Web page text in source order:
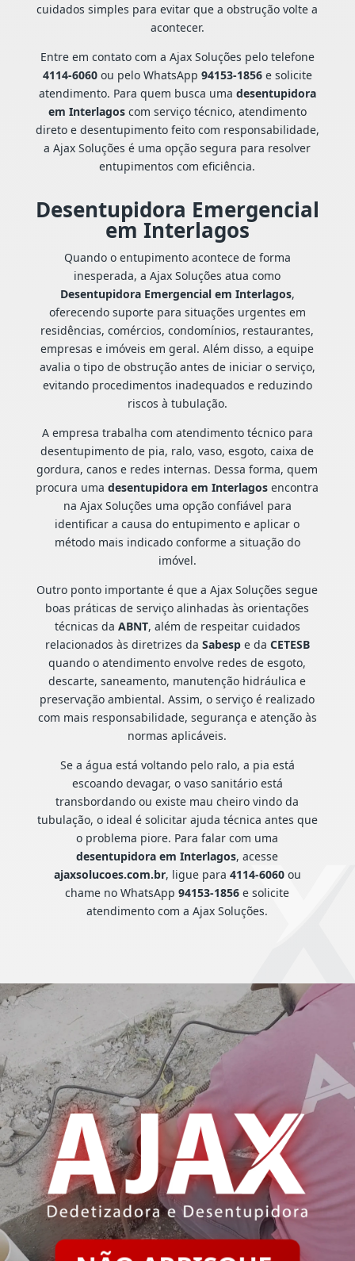
cuidados simples para evitar que a obstrução volte a
acontecer.
Entre em contato com a Ajax Soluções pelo telefone
4114-6060ou pelo WhatsApp 94153-1856e solicite
atendimento. Para quem busca uma desentupidora
em Interlagoscom serviço técnico, atendimento
direto e desentupimento feito com responsabilidade,
a Ajax Soluções é uma opção segura para resolver
entupimentos com eficiência.
Desentupidora Emergencial
em Interlagos
Quando o entupimento acontece de forma
inesperada, a Ajax Soluções atua como
Desentupidora Emergencial em Interlagos,
oferecendo suporte para situações urgentes em
residências, comércios, condomínios, restaurantes,
empresas e imóveis em geral. Além disso, a equipe
avalia o tipo de obstrução antes de iniciar o serviço,
evitando procedimentos inadequados e reduzindo
riscos à tubulação.
A empresa trabalha com atendimento técnico para
desentupimento de pia, ralo, vaso, esgoto, caixa de
gordura, canos e redes internas. Dessa forma, quem
procura umadesentupidora em Interlagos encontra
na Ajax Soluções uma opção confiável para
identificar a causa do entupimento e aplicar o
método mais indicado conforme a situação do
imóvel.
Outro ponto importante é que a Ajax Soluções segue
boas práticas de serviço alinhadas às orientações
técnicas da ABNT, além de respeitar cuidados
relacionados às diretrizes da Sabespe da CETESB
quando o atendimento envolve redes de esgoto,
descarte, saneamento, manutenção hidráulica e
preservação ambiental. Assim, o serviço é realizado
com mais responsabilidade, segurança e atenção às
normas aplicáveis.
Se a água está voltando pelo ralo, a pia está
escoando devagar, o vaso sanitário está
transbordando ou existe mau cheiro vindo da
tubulação, o ideal é solicitar ajuda técnica antes que
o problema piore. Para falar com uma
desentupidora em Interlagos, acesse
ajaxsolucoes.com.br, ligue para 4114-6060ou
chame no WhatsApp94153-1856 e solicite
atendimento com a Ajax Soluções.